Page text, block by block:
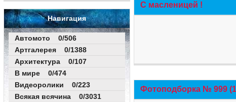
Навигация
Автомото 0/506
Артгалерея 0/1388
Архитектура 0/107
В мире 0/474
Видеоролики 0/223
Всякая всячина 0/3031
С масленицей !
Фотоподборка № 999